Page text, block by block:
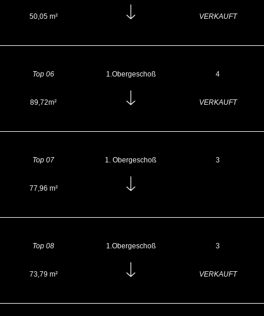
50,05 m² VERKAUFT
Top 06 1.Obergeschoß 4
89,72m² VERKAUFT
Top 07 1. Obergeschoß 3
77,96 m²
Top 08 1.Obergeschoß 3
73,79 m² VERKAUFT